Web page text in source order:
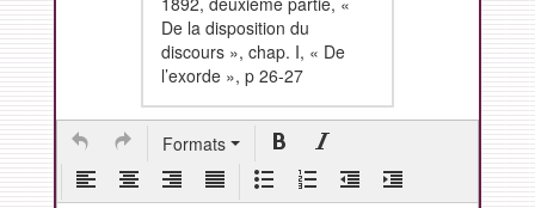
De la disposition du
discours », chap. I, « De
l’exorde », p 26-27
Formats